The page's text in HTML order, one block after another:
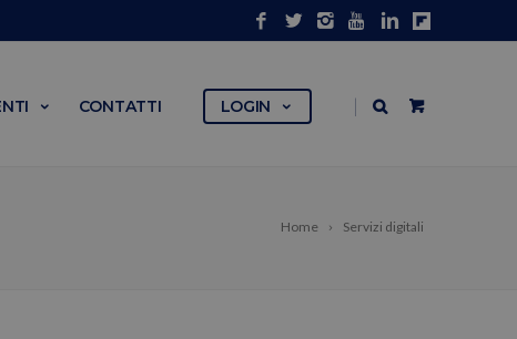
CONTATTI LOGIN
Home Servizi digitali